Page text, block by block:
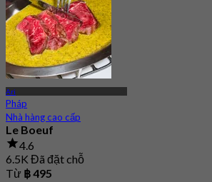
Ari
Pháp
Nhà hàng cao cấp
Le Boeuf
4.6
6.5K Đã đặt chỗ
Từ ฿ 495